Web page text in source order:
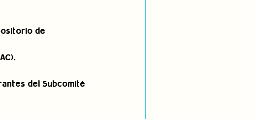
de
del Subcomité